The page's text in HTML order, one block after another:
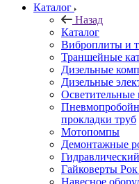
Каталог
Назад
Каталог
Виброплиты и
Траншейные
Дизельные
Дизельные
Осветительные
прокладки труб
Мотопомпы
Демонтажные
Гайковерты
Навесное